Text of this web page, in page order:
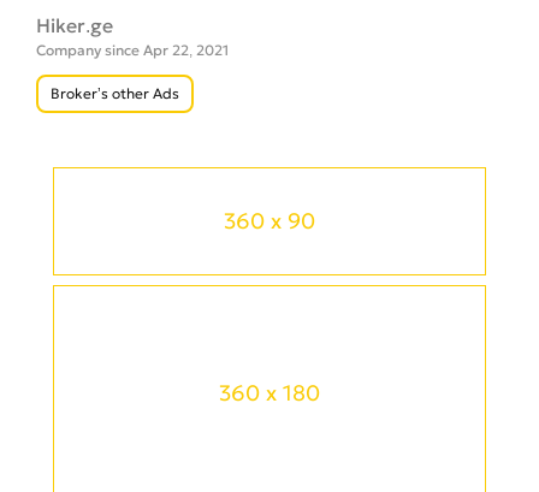
360 x 90
360 x 180
Hiker.ge
Company since Apr 22, 2021
Broker’s other Ads